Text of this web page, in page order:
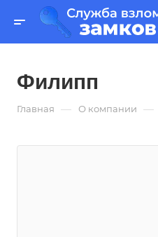
Филипп
Главная — О компании —